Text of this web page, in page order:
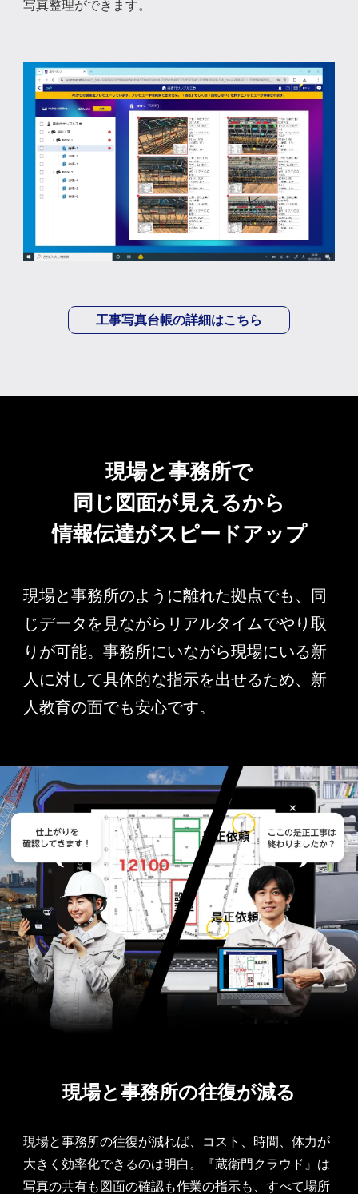
写真整理ができます。
工事写真台帳の詳細はこちら
現場と事務所で
同じ図面が見えるから
情報伝達がスピードアップ
現場と事務所のように離れた拠点でも、同
じデータを見ながらリアルタイムでやり取
りが可能。事務所にいながら現場にいる新
人に対して具体的な指示を出せるため、新
人教育の面でも安心です。
現場と事務所の往復が減る
現場と事務所の往復が減れば、コスト、時間、体力が
大きく効率化できるのは明白。『蔵衛門クラウド』は
写真の共有も図面の確認も作業の指示も、すべて場所